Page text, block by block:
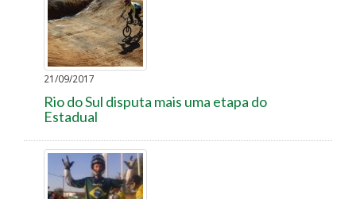
21/09/2017
Rio do Sul disputa mais uma etapa do
Estadual